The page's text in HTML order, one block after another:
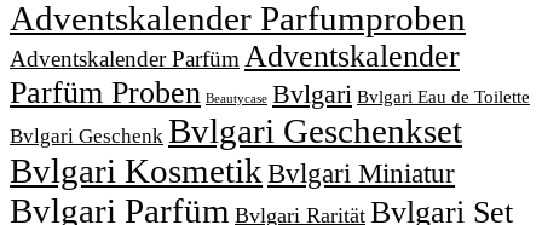
Adventskalender Parfumproben
Adventskalender Parfüm Adventskalender
Parfüm Proben Beautycase Bvlgari Bvlgari Eau de Toilette
Bvlgari Geschenk Bvlgari Geschenkset
Bvlgari KosmetikBvlgari Miniatur
Bvlgari Parfüm Bvlgari Rarität Bvlgari Set